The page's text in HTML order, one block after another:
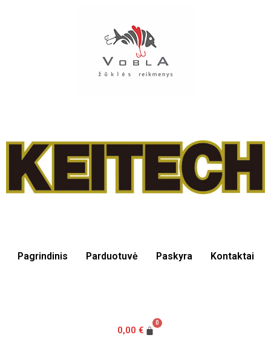
Pagrindinis Parduotuvė Paskyra Kontaktai
0,00 €